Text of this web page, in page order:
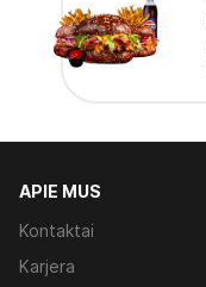
APIE MUS
Kontaktai
Karjera